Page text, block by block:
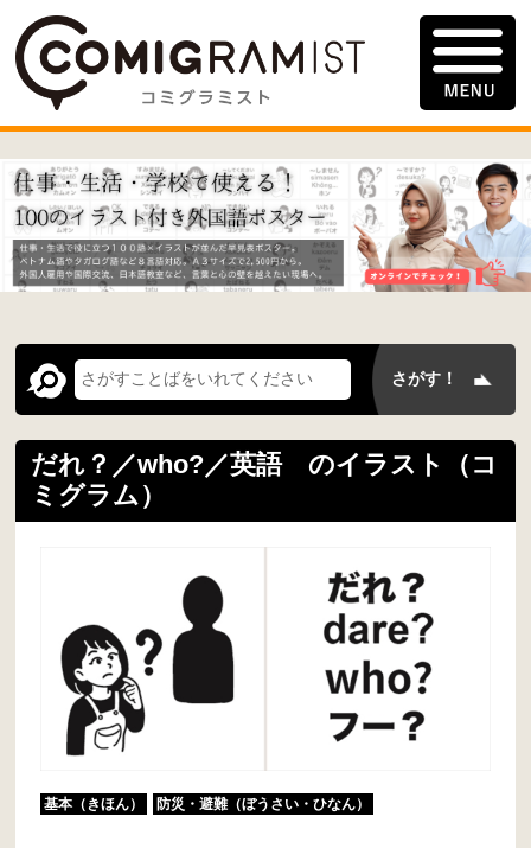
だれ？／who?／英語 のイラスト（コ
ミグラム）
基本（きほん） 防災・避難（ぼうさい・ひなん）